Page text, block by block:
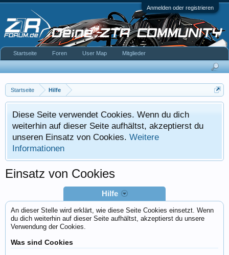
Anmelden oder registrieren
Startseite Hilfe
Diese Seite verwendet Cookies. Wenn du dich
weiterhin auf dieser Seite aufhältst, akzeptierst du
unseren Einsatz von Cookies. Weitere
Informationen
Einsatz von Cookies
Hilfe
An dieser Stelle wird erklärt, wie diese Seite Cookies einsetzt. Wenn
du dich weiterhin auf dieser Seite aufhältst, akzeptierst du unsere
Verwendung der Cookies.
Was sind Cookies
Startseite Foren User Map Mitglieder